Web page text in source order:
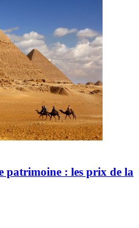
patrimoine : les prix de la